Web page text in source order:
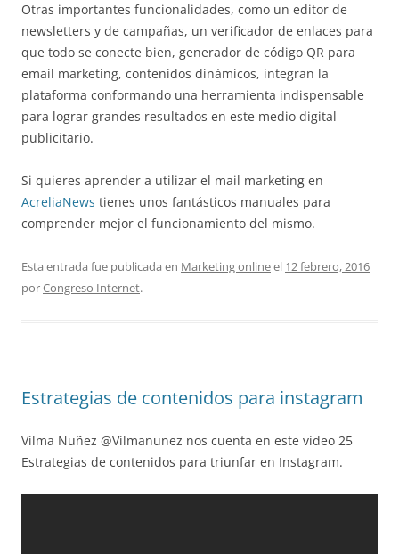
Otras importantes funcionalidades, como un editor de
newsletters y de campañas, un verificador de enlaces para
que todo se conecte bien, generador de código QR para
email marketing, contenidos dinámicos, integran la
plataforma conformando una herramienta indispensable
para lograr grandes resultados en este medio digital
publicitario.
Si quieres aprender a utilizar el mail marketing en
AcreliaNews tienes unos fantásticos manuales para
comprender mejor el funcionamiento del mismo.
Esta entrada fue publicada en Marketing onlineel 12 febrero, 2016
porCongreso Internet.
Estrategias de contenidos para instagram
Vilma Nuñez @Vilmanunez nos cuenta en este vídeo 25
Estrategias de contenidos para triunfar en Instagram.